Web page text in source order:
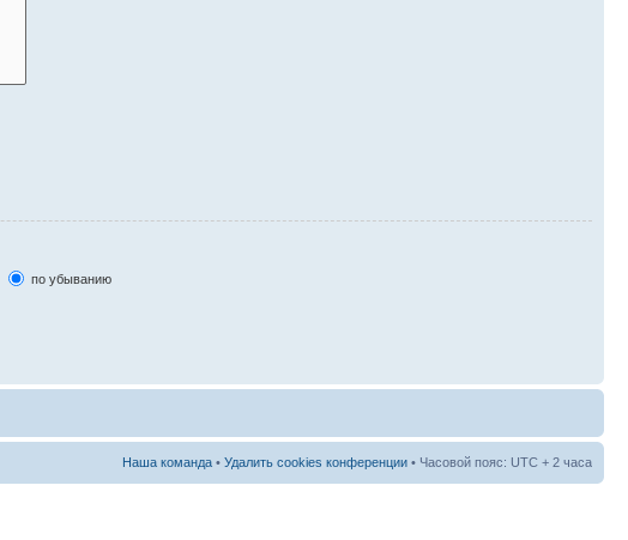
по убыванию
Наша команда • Удалить cookies конференции • Часовой пояс: UTC + 2 часа